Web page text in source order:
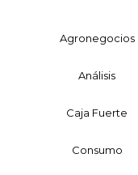
Agronegocios
Análisis
Caja Fuerte
Consumo